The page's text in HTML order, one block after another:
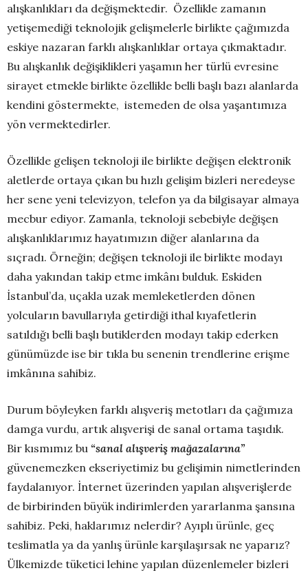
alışkanlıkları da değişmektedir. Özellikle zamanın
yetişemediği teknolojik gelişmelerle birlikte çağımızda
eskiye nazaran farklı alışkanlıklar ortaya çıkmaktadır.
Bu alışkanlık değişiklikleri yaşamın her türlü evresine
sirayet etmekle birlikte özellikle belli başlı bazı alanlarda
kendini göstermekte, istemeden de olsa yaşantımıza
yön vermektedirler.
Özellikle gelişen teknoloji ile birlikte değişen elektronik
aletlerde ortaya çıkan bu hızlı gelişim bizleri neredeyse
her sene yeni televizyon, telefon ya da bilgisayar almaya
mecbur ediyor. Zamanla, teknoloji sebebiyle değişen
alışkanlıklarımız hayatımızın diğer alanlarına da
sıçradı. Örneğin; değişen teknoloji ile birlikte modayı
daha yakından takip etme imkânı bulduk. Eskiden
İstanbul’da, uçakla uzak memleketlerden dönen
yolcuların bavullarıyla getirdiği ithal kıyafetlerin
satıldığı belli başlı butiklerden modayı takip ederken
günümüzde ise bir tıkla bu senenin trendlerine erişme
imkânına sahibiz.
Durum böyleyken farklı alışveriş metotları da çağımıza
damga vurdu, artık alışverişi de sanal ortama taşıdık.
Bir kısmımız bu “sanal alışveriş mağazalarına”
güvenemezken ekseriyetimiz bu gelişimin nimetlerinden
faydalanıyor. İnternet üzerinden yapılan alışverişlerde
de birbirinden büyük indirimlerden yararlanma şansına
sahibiz. Peki, haklarımız nelerdir? Ayıplı ürünle, geç
teslimatla ya da yanlış ürünle karşılaşırsak ne yaparız?
Ülkemizde tüketici lehine yapılan düzenlemeler bizleri